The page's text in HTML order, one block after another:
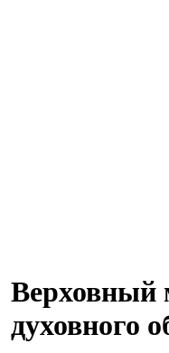
Верховный
духовного